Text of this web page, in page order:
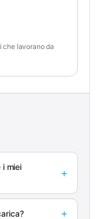
che lavorano da
i miei